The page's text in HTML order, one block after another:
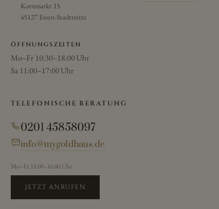
Kornmarkt 15
45127 Essen-Stadtmitte
ÖFFNUNGSZEITEN
Mo–Fr 10:30–18:00 Uhr
Sa 11:00–17:00 Uhr
TELEFONISCHE BERATUNG
0201 45858097
info@mygoldhaus.de
Mo–Fr 11:00–16:00 Uhr
JETZT ANRUFEN